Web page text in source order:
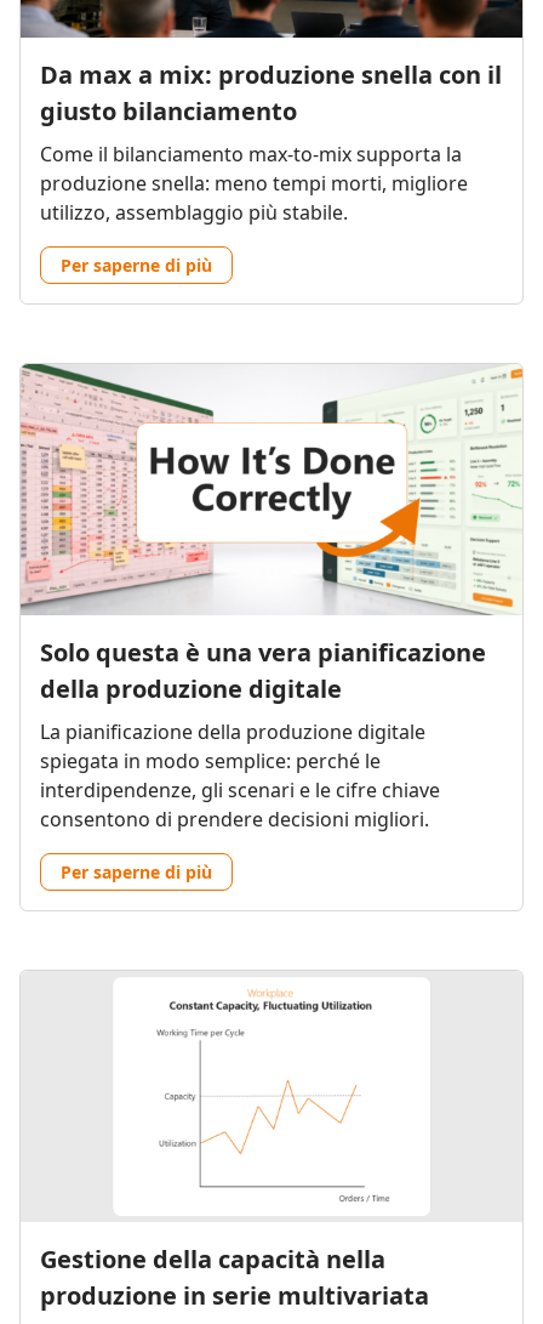
Da max a mix: produzione snella con il
giusto bilanciamento
Come il bilanciamento max-to-mix supporta la
produzione snella: meno tempi morti, migliore
utilizzo, assemblaggio più stabile.
Per saperne di più
Solo questa è una vera pianificazione
della produzione digitale
La pianificazione della produzione digitale
spiegata in modo semplice: perché le
interdipendenze, gli scenari e le cifre chiave
consentono di prendere decisioni migliori.
Per saperne di più
Gestione della capacità nella
produzione in serie multivariata